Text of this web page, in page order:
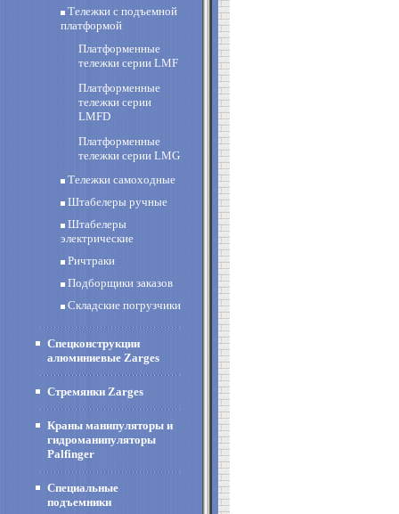
Тележки с подъемной
платформой
Платформенные
тележки серии LMF
Платформенные
тележки серии
LMFD
Платформенные
тележки серии LMG
Тележки самоходные
Штабелеры ручные
Штабелеры
электрические
Ричтраки
Подборщики заказов
Складские погрузчики
Спецконструкции
алюминиевые Zarges
Стремянки Zarges
Краны манипуляторы и
гидроманипуляторы
Palfinger
Специальные
подъемники